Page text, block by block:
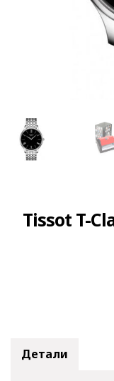
Tissot T-
Детали